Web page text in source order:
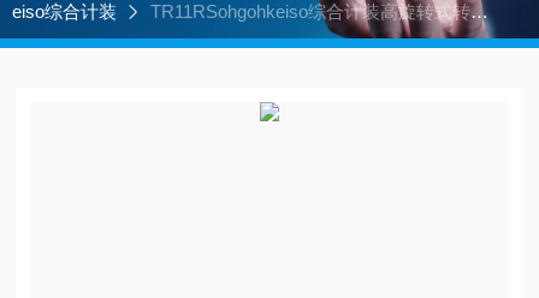
eiso综合计装
TR11RSohgohkeiso综合计装高旋转式转矩
转换器